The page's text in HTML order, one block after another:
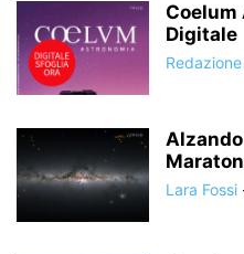
Coelum
Digitale
Lara Fossi